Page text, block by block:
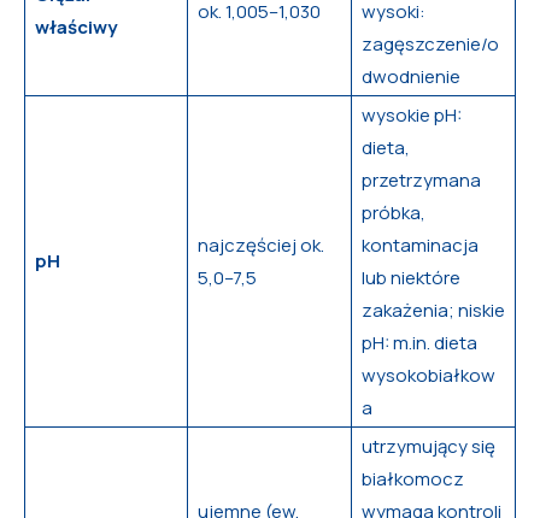
właściwy
ok. 1,005–1,030
wysoki:
zagęszczenie/o
dwodnienie
pH
najczęściej ok.
5,0–7,5
wysokie pH:
dieta,
przetrzymana
próbka,
kontaminacja
lub niektóre
zakażenia; niskie
pH: m.in. dieta
wysokobiałkow
a
ujemne (ew.
utrzymujący się
białkomocz
wymaga kontroli